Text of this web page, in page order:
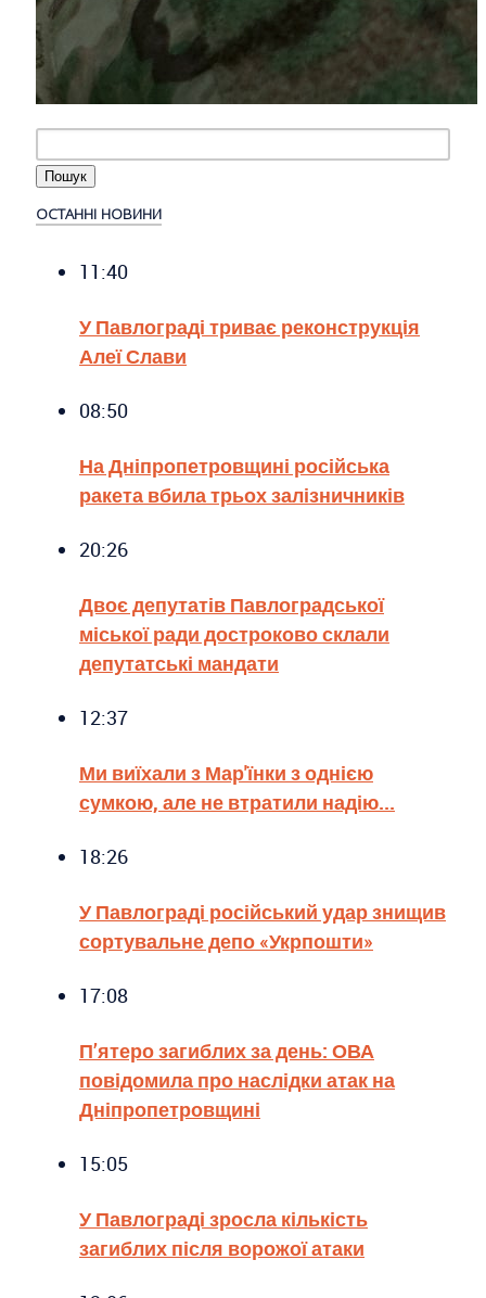
ОСТАННІ НОВИНИ
11:40
У Павлограді триває реконструкція
Алеї Слави
08:50
На Дніпропетровщині російська
ракета вбила трьох залізничників
20:26
Двоє депутатів Павлоградської
міської ради достроково склали
депутатські мандати
12:37
Ми виїхали з Мар'їнки з однією
сумкою, але не втратили надію...
18:26
У Павлограді російський удар знищив
сортувальне депо «Укрпошти»
17:08
П’ятеро загиблих за день: ОВА
повідомила про наслідки атак на
Дніпропетровщині
15:05
У Павлограді зросла кількість
загиблих після ворожої атаки